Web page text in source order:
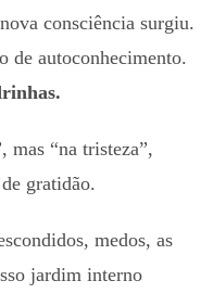
consciência surgiu.
de autoconhecimento.
mas “na tristeza”,
gratidão.
medos, as
jardim interno